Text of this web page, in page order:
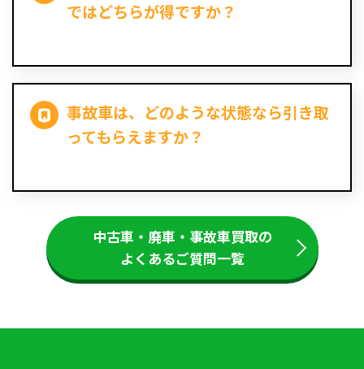
ではどちらが得ですか？
事故車は、どのような状態なら引き取
ってもらえますか？
中古車・廃車・事故車買取の
よくあるご質問一覧